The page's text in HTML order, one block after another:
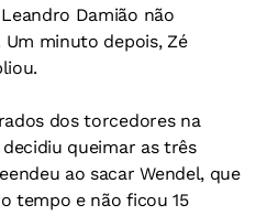
Damião não
Um minuto depois, Zé
dos torcedores na
queimar as três
ao sacar Wendel, que
tempo e não ficou 15